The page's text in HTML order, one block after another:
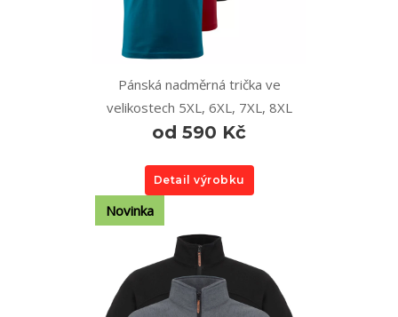
Pánská nadměrná trička ve
velikostech 5XL, 6XL, 7XL, 8XL
od 590 Kč
Detail výrobku
Novinka